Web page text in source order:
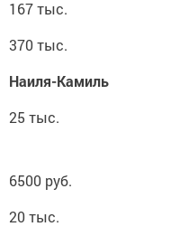
167 тыс.
370 тыс.
Наиля-Камиль
25 тыс.
6500 руб.
20 тыс.